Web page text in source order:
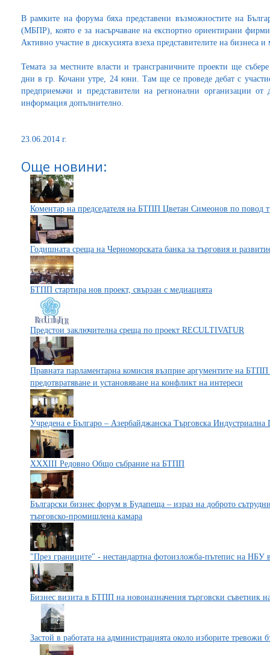
В рамките на форума бяха представени възможностите на
(МБПР), която е за насърчаване на експортно ориентирани
Активно участие в дискусията взеха представителите на бизнеса и
Темата за местните власти и трансграничните проекти ще
дни в гр. Кочани утре, 24 юни. Там ще се проведе дебат с
предприемачи и представители на регионални организации
информация допълнително.
23.06.2014 г.
Още новини:
Коментар на председателя на БТПП Цветан Симеонов по повод
Годишната среща на Черноморската банка за търговия и
БТПП стартира нов проект, свързан с медиацията
Предстои заключителна среща по проект RECULTIVATUR
Правната парламентарна комисия възприе аргументите на
предотвратяване и установяване на конфликт на интереси
Учредена е Българо – Азербайджанска Търговска
XXXIII Редовно Общо събрание на БТПП
Български бизнес форум в Будапеща – израз на доброто
търговско-промишлена камара
"През границите" - нестандартна фотоизложба-пътепис на
Бизнес визита в БТПП на новоназначения търговски съветник
Застой в работата на администрацията около изборите тревожи